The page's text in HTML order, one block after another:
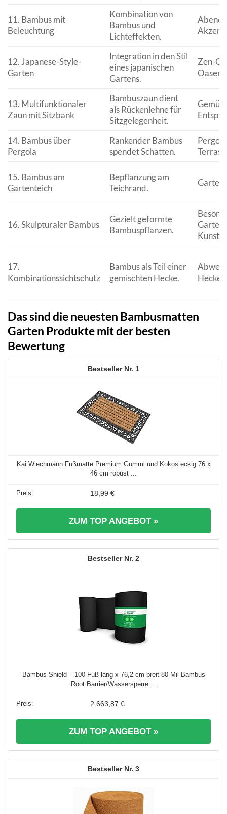
11. Bambus mit
Beleuchtung
Kombination von
Bambus und
Lichteffekten.
12. Japanese-Style-
Garten
Integration in den Stil
eines japanischen
Gartens.
Zen-
Oasen
13. Multifunktionaler
Zaun mit Sitzbank
Bambuszaun dient
als Rückenlehne für
Sitzgelegenheit.
14. Bambus über
Pergola
Rankender Bambus
spendet Schatten.
15. Bambus am
Gartenteich
Bepflanzung am
Teichrand.
16. Skulpturaler Bambus
Gezielt geformte
Bambuspflanzen.
17.
Kombinationssichtschutz
Bambus als Teil einer
gemischten Hecke.
Das sind die neuesten Bambusmatten
Garten Produkte mit der besten
Bewertung
1
Kai Wiechmann Fußmatte Premium Gummi und Kokos eckig 76 x
46 cm robust ...
18,99 €
ZUM TOP ANGEBOT »
2
Bambus Shield – 100 Fuß lang x 76,2 cm breit 80 Mil Bambus
Root Barrier/Wassersperre ...
2.663,87 €
ZUM TOP ANGEBOT »
3